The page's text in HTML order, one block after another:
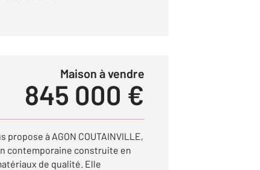
Maison à vendre
845 000 €
propose à AGON COUTAINVILLE,
contemporaine construite en
de qualité. Elle